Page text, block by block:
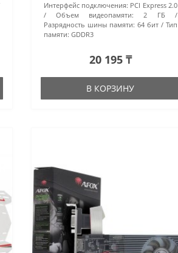
Интерфейс подключения: PCI Express 2.0
Объем видеопамяти:
2 ГБ
Разрядность шины памяти: 64 бит
Тип
памяти: GDDR3
20 195 ₸
В КОРЗИНУ